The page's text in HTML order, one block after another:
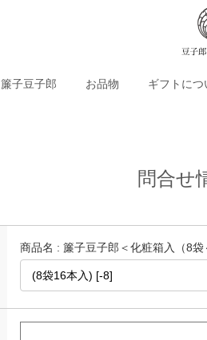
簾子豆子郎 お品物 ギフトにつ
問合せ
商品名 : 簾子豆子郎＜化粧箱入（8